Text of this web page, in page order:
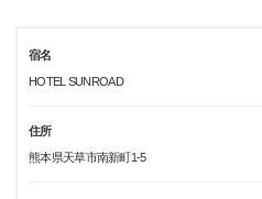
宿名
HOTEL SUNROAD
住所
熊本県天草市南新町1-5